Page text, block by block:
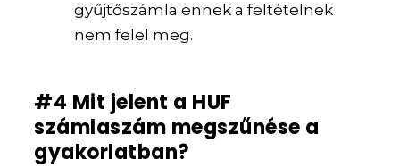
gyűjtőszámla ennek a feltételnek
nem felel meg.
#4 Mit jelent a HUF
számlaszám megszűnése a
gyakorlatban?